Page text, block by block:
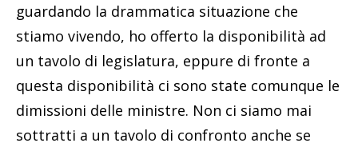
guardando la drammatica situazione che
stiamo vivendo, ho offerto la disponibilità ad
un tavolo di legislatura, eppure di fronte a
questa disponibilità ci sono state comunque le
dimissioni delle ministre. Non ci siamo mai
sottratti a un tavolo di confronto anche se